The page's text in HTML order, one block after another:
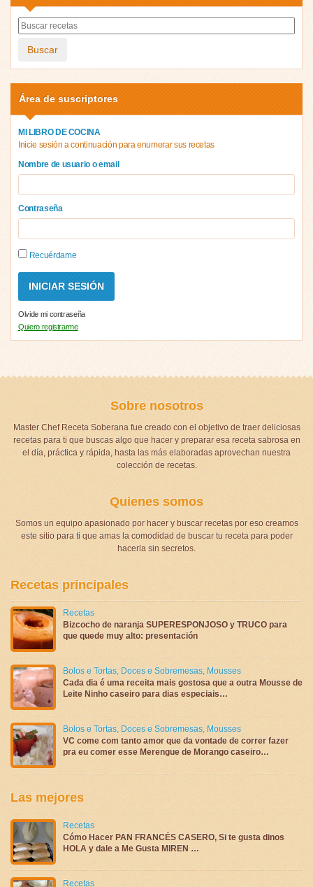
Buscar
Área de suscriptores
MI LIBRO DE COCINA
Inicie sesión a continuación para enumerar sus recetas
Nombre de usuario o email
Contraseña
Recuérdame
Olvide mi contraseña
Quiero registrarme
Sobre nosotros
Master Chef Receta Soberana fue creado con el objetivo de traer deliciosas
recetas para ti que buscas algo que hacer y preparar esa receta sabrosa en
el día, práctica y rápida, hasta las más elaboradas aprovechan nuestra
colección de recetas.
Quienes somos
Somos un equipo apasionado por hacer y buscar recetas por eso creamos
este sitio para ti que amas la comodidad de buscar tu receta para poder
hacerla sin secretos.
Recetas principales
Recetas
Bizcocho de naranja SUPERESPONJOSO y TRUCO para
que quede muy alto: presentación
Bolos e Tortas, Doces e Sobremesas, Mousses
Cada dia é uma receita mais gostosa que a outra Mousse de
Leite Ninho caseiro para dias especiais…
Bolos e Tortas, Doces e Sobremesas, Mousses
VC come com tanto amor que da vontade de correr fazer
pra eu comer esse Merengue de Morango caseiro…
Las mejores
Recetas
Cómo Hacer PAN FRANCÉS CASERO, Si te gusta dinos
HOLA y dale a Me Gusta MIREN …
Recetas